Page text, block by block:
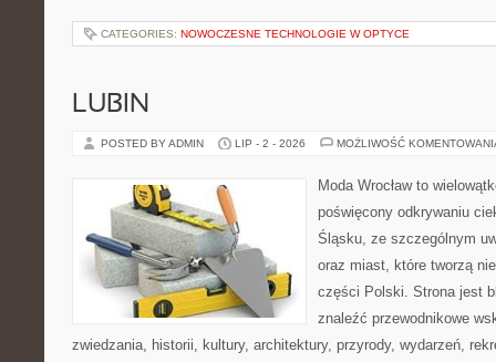
CATEGORIES: NOWOCZESNE TECHNOLOGIE W OPTYCE
LUBIN
POSTED BY ADMIN LIP - 2 - 2026 MOŻLIWOŚĆ
Moda Wrocław to
poświęcony odkrywaniu
Śląsku, ze szczególnym
oraz miast, które tworzą
części Polski. Strona jest
znaleźć przewodnikowe
zwiedzania, historii, kultury, architektury, przyrody, wydarzeń,